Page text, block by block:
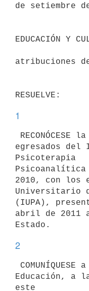
de setiembre
EDUCACIÓN Y
atribuciones
1
egresados
Psicoterapia
Psicoanalítica
2010, con los
Universitario
(IUPA),
abril de 2011
2
Educación, a
este